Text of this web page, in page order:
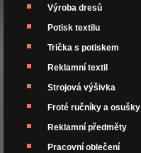
Výroba dresů
Potisk textilu
Trička s potiskem
Reklamní textil
Strojová výšivka
Froté ručníky a osušky
Reklamní předměty
Pracovní oblečení